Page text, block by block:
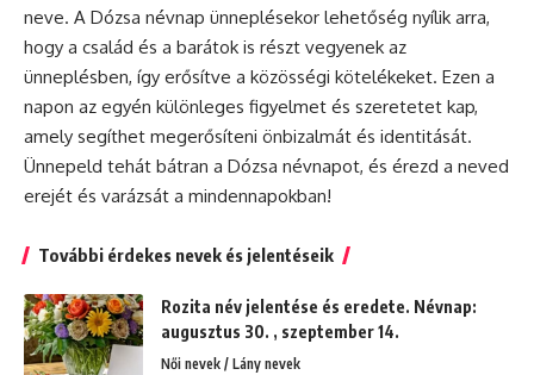
neve. A Dózsa névnap ünneplésekor lehetőség nyílik arra,
hogy a család és a barátok is részt vegyenek az
ünneplésben, így erősítve a közösségi kötelékeket. Ezen a
napon az egyén különleges figyelmet és szeretetet kap,
amely segíthet megerősíteni önbizalmát és identitását.
Ünnepeld tehát bátran a Dózsa névnapot, és érezd a neved
erejét és varázsát a mindennapokban!
További érdekes nevek és jelentéseik
Rozita név jelentése és eredete. Névnap:
augusztus 30. , szeptember 14.
Női nevek / Lány nevek